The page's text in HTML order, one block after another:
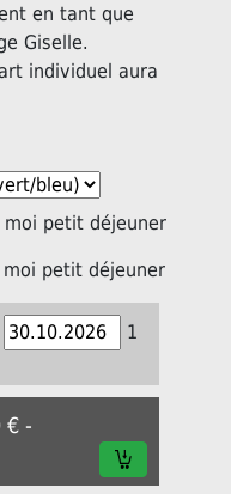
en tant que
Giselle.
individuel aura
moi petit déjeuner
petit déjeuner
1
€ -